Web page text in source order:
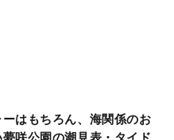
はもちろん、海関係のお
咲公園の潮見表・タイド